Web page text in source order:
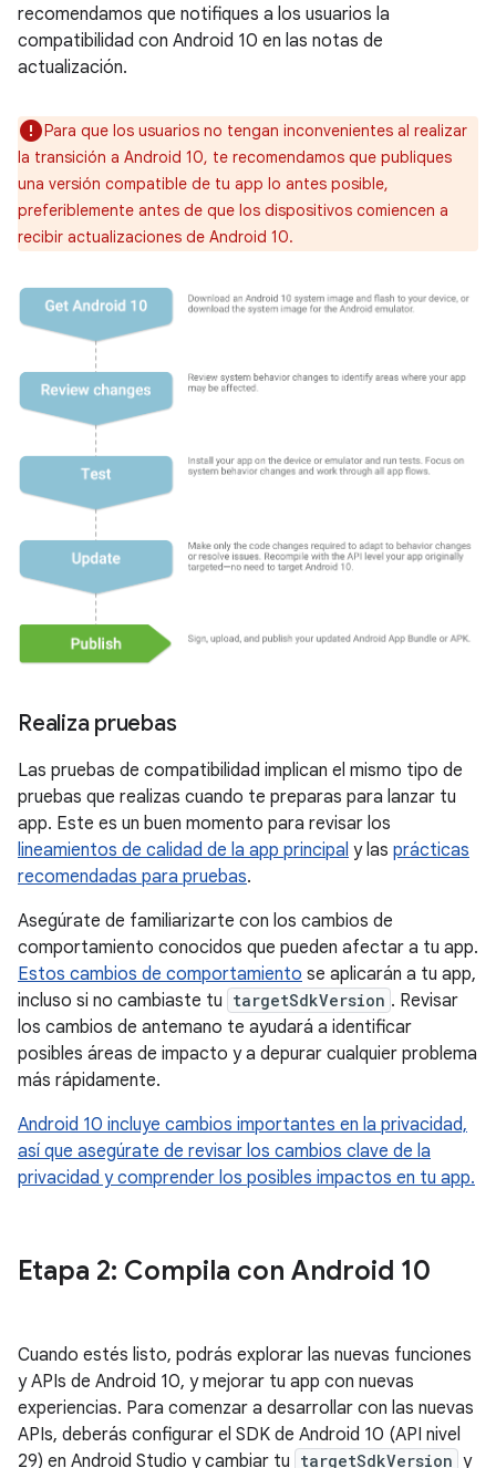
recomendamos que notifiques a los usuarios la
compatibilidad con Android 10 en las notas de
actualización.
Para que los usuarios no tengan inconvenientes al realizar
la transición a Android 10, te recomendamos que publiques
una versión compatible de tu app lo antes posible,
preferiblemente antes de que los dispositivos comiencen a
recibir actualizaciones de Android 10.
Realiza pruebas
Las pruebas de compatibilidad implican el mismo tipo de
pruebas que realizas cuando te preparas para lanzar tu
app. Este es un buen momento para revisar los
lineamientos de calidad de la app principal y las prácticas
recomendadas para pruebas.
Asegúrate de familiarizarte con los cambios de
comportamiento conocidos que pueden afectar a tu app.
Estos cambios de comportamiento se aplicarán a tu app,
incluso si no cambiaste tu targetSdkVersion . Revisar
los cambios de antemano te ayudará a identificar
posibles áreas de impacto y a depurar cualquier problema
más rápidamente.
Android 10 incluye cambios importantes en la privacidad,
así que asegúrate de revisar los cambios clave de la
privacidad y comprender los posibles impactos en tu app.
Etapa 2: Compila con Android 10
Cuando estés listo, podrás explorar las nuevas funciones
y APIs de Android 10, y mejorar tu app con nuevas
experiencias. Para comenzar a desarrollar con las nuevas
APIs, deberás configurar el SDK de Android 10 (API nivel
29) en Android Studio y cambiar tu targetSdkVersion y